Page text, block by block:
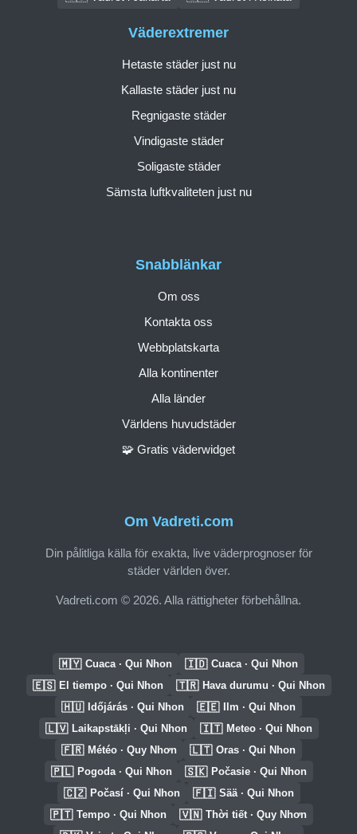
Om Vadreti.com
Din pålitliga källa för exakta, live väderprognoser för
städer världen över.
Vadreti.com © 2026. Alla rättigheter förbehållna.
Snabblänkar
Om oss
Kontakta oss
Webbplatskarta
Alla kontinenter
Alla länder
Världens huvudstäder
🧩 Gratis väderwidget
Väderextremer
Hetaste städer just nu
Kallaste städer just nu
Regnigaste städer
Vindigaste städer
Soligaste städer
Sämsta luftkvaliteten just nu
🇲🇾 Cuaca · Qui Nhon 🇮🇩 Cuaca · Qui Nhon
🇪🇸 El tiempo · Qui Nhon 🇹🇷 Hava durumu · Qui Nhon
🇭🇺 Időjárás · Qui Nhon 🇪🇪 Ilm · Qui Nhon
🇱🇻 Laikapstākļi · Qui Nhon 🇮🇹 Meteo · Qui Nhon
🇫🇷 Météo · Quy Nhơn 🇱🇹 Oras · Qui Nhon
🇵🇱 Pogoda · Qui Nhon 🇸🇰 Počasie · Qui Nhon
🇨🇿 Počasí · Qui Nhon 🇫🇮 Sää · Qui Nhon
🇵🇹 Tempo · Qui Nhon 🇻🇳 Thời tiết · Quy Nhơn